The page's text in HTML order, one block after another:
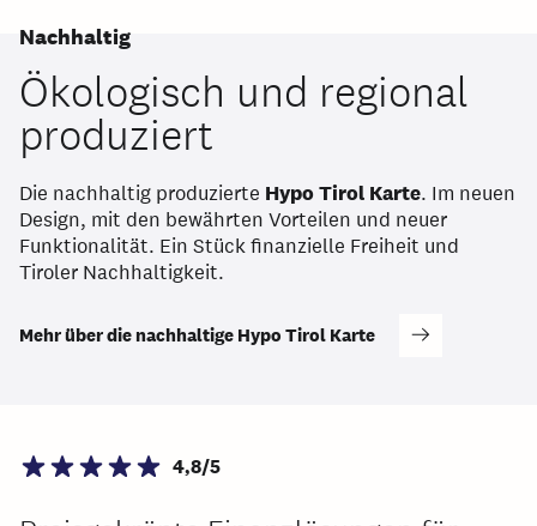
Nachhaltig
Ökologisch und regional
produziert
Die nachhaltig produzierte Hypo Tirol Karte. Im neuen
Design, mit den bewährten Vorteilen und neuer
Funktionalität. Ein Stück finanzielle Freiheit und
Tiroler Nachhaltigkeit.
Mehr über die nachhaltige Hypo Tirol Karte
4,8/5